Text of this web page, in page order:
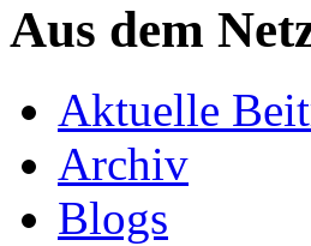
Aus dem
Aktuelle
Archiv
Blogs